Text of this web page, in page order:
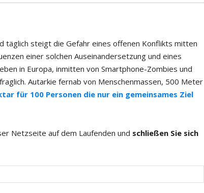
täglich steigt die Gefahr eines offenen Konflikts mitten
einer solchen Auseinandersetzung und eines
in Europa, inmitten von Smartphone-Zombies und
Autarkie fernab von Menschenmassen, 500 Meter
für 100 Personen die nur ein gemeinsames Ziel
Netzseite auf dem Laufenden und schließen Sie sich